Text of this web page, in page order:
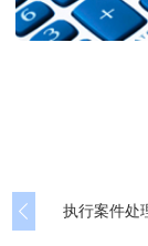
执行案件处